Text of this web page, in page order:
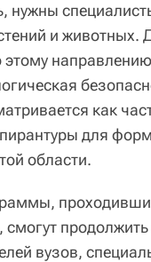
нужны
и животных.
как
для
области.
вузов,